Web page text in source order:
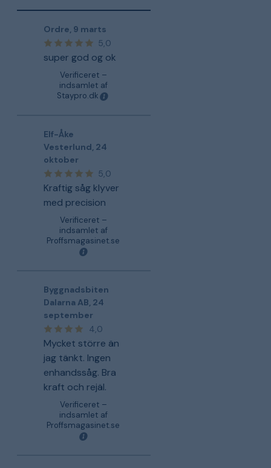
Ordre, 9 marts
5,0
super god og ok
Verificeret –
indsamlet af
Staypro.dk
Elf-Åke
Vesterlund, 24
oktober
5,0
Kraftig såg klyver
med precision
Verificeret –
indsamlet af
Proffsmagasinet.se
Byggnadsbiten
Dalarna AB, 24
september
4,0
Mycket större än
jag tänkt. Ingen
enhandssåg. Bra
kraft och rejäl.
Verificeret –
indsamlet af
Proffsmagasinet.se